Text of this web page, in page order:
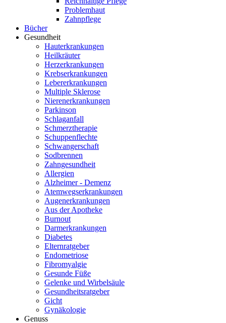
Problemhaut
Zahnpflege
Bücher
Gesundheit
Hauterkrankungen
Heilkräuter
Herzerkrankungen
Krebserkrankungen
Lebererkrankungen
Multiple Sklerose
Nierenerkrankungen
Parkinson
Schlaganfall
Schmerztherapie
Schuppenflechte
Schwangerschaft
Sodbrennen
Zahngesundheit
Allergien
Alzheimer - Demenz
Atemwegserkrankungen
Augenerkrankungen
Aus der Apotheke
Burnout
Darmerkrankungen
Diabetes
Elternratgeber
Endometriose
Fibromyalgie
Gesunde Füße
Gelenke und Wirbelsäule
Gesundheitsratgeber
Gicht
Gynäkologie
Genuss